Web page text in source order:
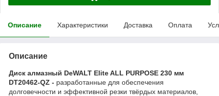
Описание Характеристики Доставка Оплата
Описание
Диск алмазный DeWALT Elite ALL PURPOSE 230 мм
DT20462-QZ - разработанные для обеспечения
долговечности и эффективной резки твёрдых материалов,